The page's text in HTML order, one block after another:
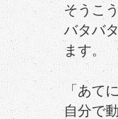
そうこ
バタバ
ます。
「あて
自分で